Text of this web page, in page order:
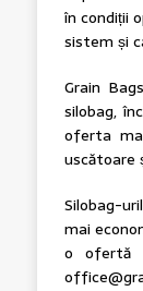
în condiții
sistem și
Grain
silobag,
oferta
uscătoare
Silobag-
mai
o ofertă